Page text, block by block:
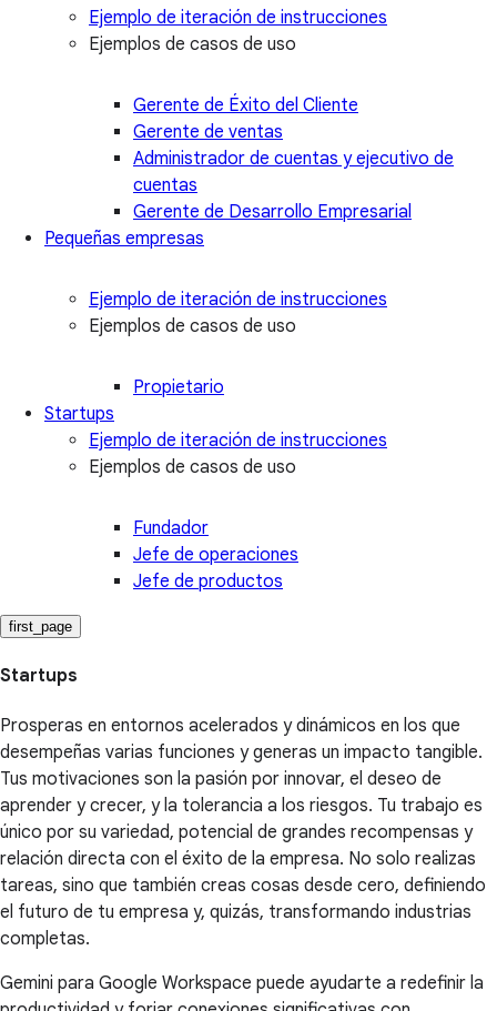
Ejemplo de iteración de instrucciones
Ejemplos de casos de uso
Gerente de Éxito del Cliente
Gerente de ventas
Administrador de cuentas y ejecutivo de
cuentas
Gerente de Desarrollo Empresarial
Pequeñas empresas
Ejemplo de iteración de instrucciones
Ejemplos de casos de uso
Propietario
Startups
Ejemplo de iteración de instrucciones
Ejemplos de casos de uso
Fundador
Jefe de operaciones
Jefe de productos
first_page
Startups
Prosperas en entornos acelerados y dinámicos en los que
desempeñas varias funciones y generas un impacto tangible.
Tus motivaciones son la pasión por innovar, el deseo de
aprender y crecer, y la tolerancia a los riesgos. Tu trabajo es
único por su variedad, potencial de grandes recompensas y
relación directa con el éxito de la empresa. No solo realizas
tareas, sino que también creas cosas desde cero, definiendo
el futuro de tu empresa y, quizás, transformando industrias
completas.
Gemini para Google Workspace puede ayudarte a redefinir la